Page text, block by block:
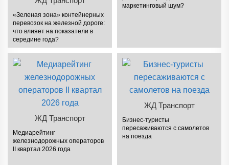
«Зеленая зона» контейнерных
перевозок на железной дороге:
что влияет на показатели в
середине года?
маркетинговый шум?
ЖД Транспорт
Медиарейтинг
железнодорожных операторов
II квартал 2026 года
ЖД Транспорт
Бизнес-туристы
пересаживаются с самолетов
на поезда